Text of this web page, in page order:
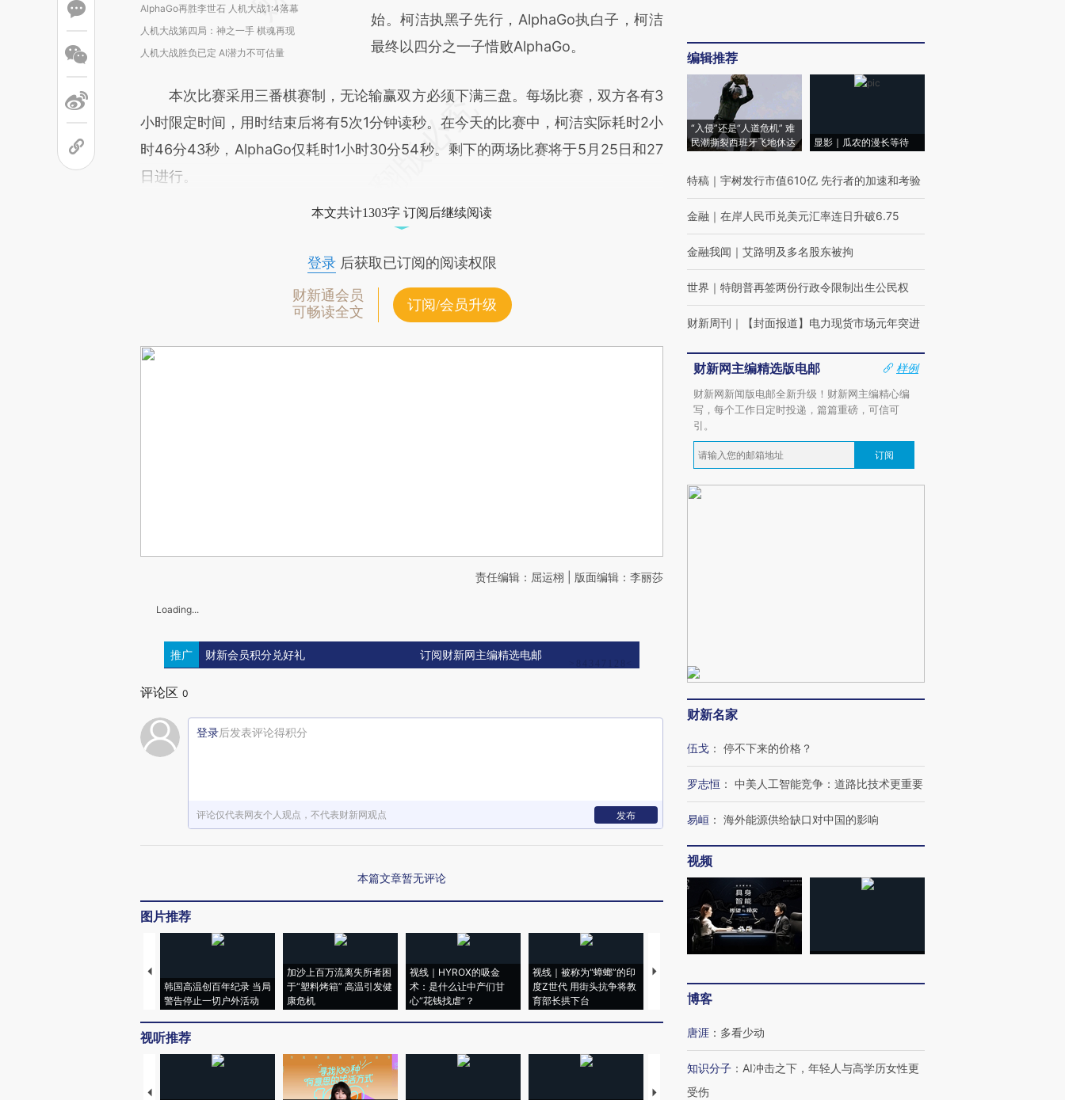
AlphaGo再胜李世石 人机大战1:4落幕
人机大战第四局：神之一手 棋魂再现
人机大战胜负已定 AI潜力不可估量
始。柯洁执黑子先行，AlphaGo执白子，柯洁
最终以四分之一子惜败AlphaGo。
本次比赛采用三番棋赛制，无论输赢双方必须下满三盘。每场比赛，双方各有3
小时限定时间，用时结束后将有5次1分钟读秒。在今天的比赛中，柯洁实际耗时2小
时46分43秒，AlphaGo仅耗时1小时30分54秒。剩下的两场比赛将于5月25日和27
日进行。
本文共计1303字 订阅后继续阅读
登录后获取已订阅的阅读权限
财新通会员
可畅读全文
订阅/会员升级
责任编辑：屈运栩 | 版面编辑：李丽莎
Loading...
推广 财新会员积分兑好礼 订阅财新网主编精选电邮
评论区 0
登录后发表评论得积分
评论仅代表网友个人观点，不代表财新网观点 发布
本篇文章暂无评论
图片推荐
韩国高温创百年纪录 当局
警告停止一切户外活动
加沙上百万流离失所者困
于“塑料烤箱” 高温引发健
康危机
视线｜HYROX的吸金
术：是什么让中产们甘
心“花钱找虐”？
视线｜被称为“蟑螂”的印
度Z世代 用街头抗争将教
育部长拱下台
视线｜“入侵”还是“人道危
机”？难民潮撕裂西班牙
飞地休达
128毫米 紧急转移近
雨 3小时累计雨量超80毫
视听推荐
【推广】走进第四届链博
编辑推荐
“入侵”还是“人道危机” 难
民潮撕裂西班牙飞地休达
显影｜瓜农的漫长等待
特稿 ｜ 宇树发行市值610亿 先行者的加速和考验
金融 ｜ 在岸人民币兑美元汇率连日升破6.75
金融我闻 ｜ 艾路明及多名股东被拘
世界 ｜ 特朗普再签两份行政令限制出生公民权
财新周刊 ｜ 【封面报道】电力现货市场元年突进
财新网主编精选版电邮
样例
财新网新闻版电邮全新升级！财新网主编精心编
写，每个工作日定时投递，篇篇重磅，可信可
引。
订阅
财新名家
伍戈 ： 停不下来的价格？
罗志恒 ： 中美人工智能竞争：道路比技术更重要
易峘 ： 海外能源供给缺口对中国的影响
视频
博客
唐涯 ： 多看少动
知识分子 ： AI冲击之下，年轻人与高学历女性更
受伤